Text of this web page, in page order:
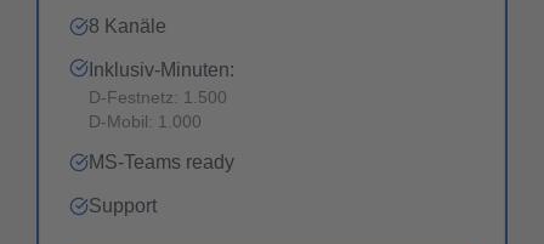
8 Kanäle
Inklusiv-Minuten:
D-Festnetz: 1.500
D-Mobil: 1.000
MS-Teams ready
Support